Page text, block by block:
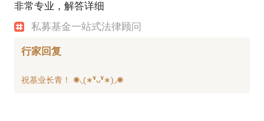
非常专业，解答详细
私募基金一站式法律顾问
行家回复